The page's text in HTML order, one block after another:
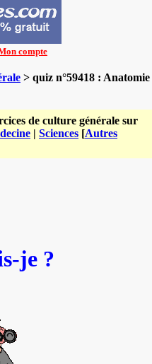
compte
> quiz n°59418 : Anatomie
de culture générale sur
| Sciences [Autres
je ?